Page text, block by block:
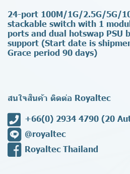
24-port 100M/1G/2.5G/5G/
stackable switch with 1
ports and dual hotswap PSU
support (Start date is
Grace period 90 days)
สนใจสินค้า ติดต่อ Royaltec
+66(0) 2934 4790 (20
@royaltec
Royaltec Thailand